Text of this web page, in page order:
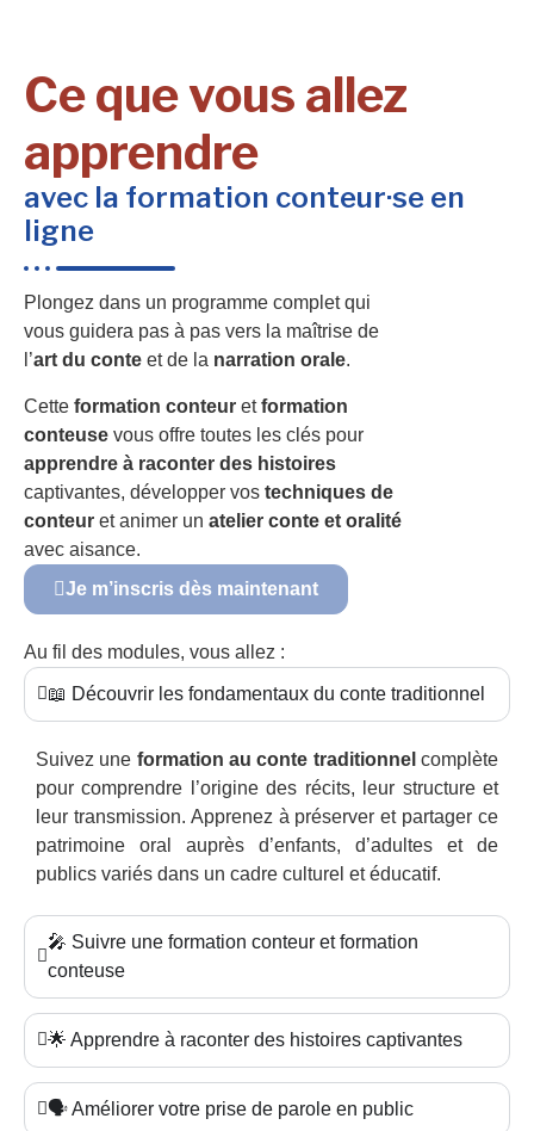
Ce que vous allez
apprendre
avec la formation conteur·se en
ligne
Plongez dans un programme complet qui
vous guidera pas à pas vers la maîtrise de
l’art du conte et de la narration orale.
Cette formation conteur etformation
conteuse vous offre toutes les clés pour
apprendre à raconter des histoires
captivantes, développer vos techniques de
conteur et animer un atelier conte et oralité
avec aisance.
Je m’inscris dès maintenant
Au fil des modules, vous allez :
📖 Découvrir les fondamentaux du conte traditionnel
Suivez une formation au conte traditionnel complète
pour comprendre l’origine des récits, leur structure et
leur transmission. Apprenez à préserver et partager ce
patrimoine oral auprès d’enfants, d’adultes et de
publics variés dans un cadre culturel et éducatif.
🎤 Suivre une formation conteur et formation
conteuse
🌟 Apprendre à raconter des histoires captivantes
🗣️ Améliorer votre prise de parole en public